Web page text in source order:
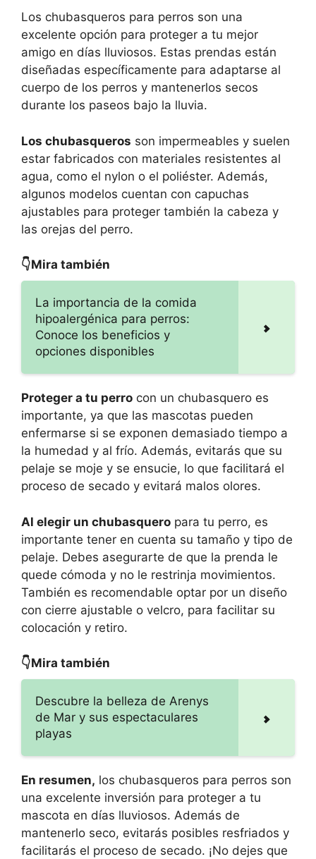
Los chubasqueros para perros son una
excelente opción para proteger a tu mejor
amigo en días lluviosos. Estas prendas están
diseñadas específicamente para adaptarse al
cuerpo de los perros y mantenerlos secos
durante los paseos bajo la lluvia.
Los chubasqueros son impermeables y suelen
estar fabricados con materiales resistentes al
agua, como el nylon o el poliéster. Además,
algunos modelos cuentan con capuchas
ajustables para proteger también la cabeza y
las orejas del perro.
👇Mira también
La importancia de la comida
hipoalergénica para perros:
Conoce los beneficios y
opciones disponibles
Proteger a tu perro con un chubasquero es
importante, ya que las mascotas pueden
enfermarse si se exponen demasiado tiempo a
la humedad y al frío. Además, evitarás que su
pelaje se moje y se ensucie, lo que facilitará el
proceso de secado y evitará malos olores.
Al elegir un chubasquero para tu perro, es
importante tener en cuenta su tamaño y tipo de
pelaje. Debes asegurarte de que la prenda le
quede cómoda y no le restrinja movimientos.
También es recomendable optar por un diseño
con cierre ajustable o velcro, para facilitar su
colocación y retiro.
👇Mira también
Descubre la belleza de Arenys
de Mar y sus espectaculares
playas
En resumen, los chubasqueros para perros son
una excelente inversión para proteger a tu
mascota en días lluviosos. Además de
mantenerlo seco, evitarás posibles resfriados y
facilitarás el proceso de secado. ¡No dejes que